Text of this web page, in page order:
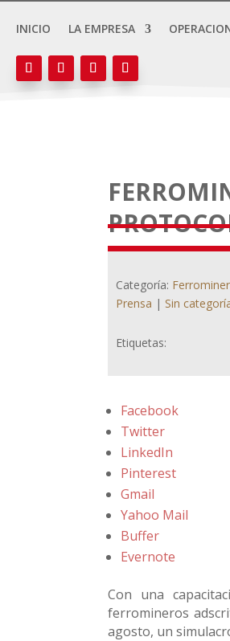
INICIO LA EMPRESA
Categoría:
Prensa | Sin
Etiquetas:
Facebook
Twitter
LinkedIn
Pinterest
Gmail
Yahoo Mail
Buffer
Evernote
Con una
ferromineros
agosto, un